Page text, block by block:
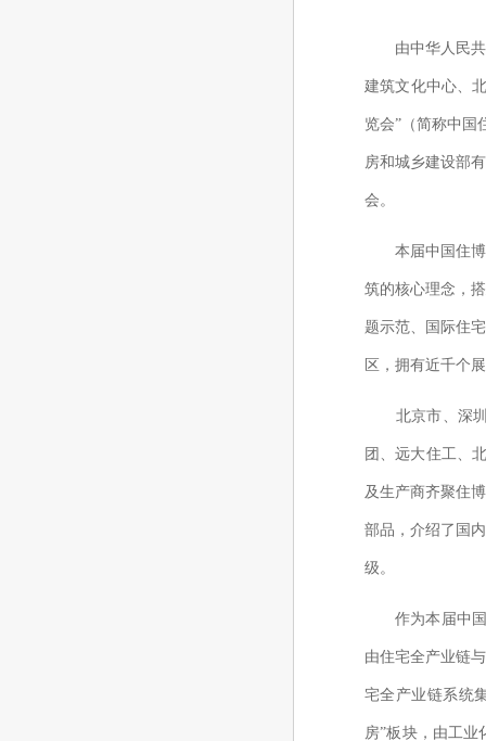
由中华人民
建筑文化中心、
览会”（简称中国
房和城乡建设部
会。
本届中国住
筑的核心理念，
题示范、国际住
区，拥有近千个
北京市、深
团、远大住工、
及生产商齐聚住
部品，介绍了国
级。
作为本届中
由住宅全产业链
宅全产业链系统
房”板块，由工